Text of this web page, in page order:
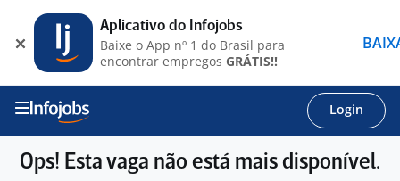
Login
Ops! Esta vaga não está mais disponível.
Aplicativo do Infojobs
Baixe o App nº 1 do Brasil para
encontrar empregos GRÁTIS!!